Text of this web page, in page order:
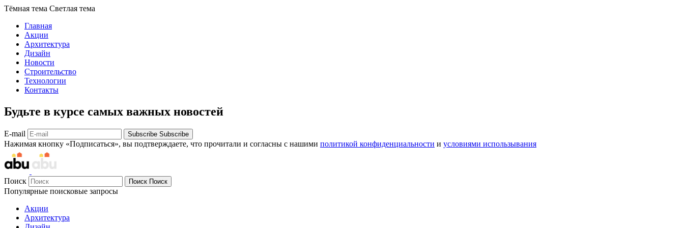
Тёмная тема Светлая тема
Главная
Акции
Архитектура
Дизайн
Новости
Строительство
Технологии
Контакты
Будьте в курсе самых важных новостей
E-mail Subscribe Subscribe
Нажимая кнопку «Подписаться», вы подтверждаете, что прочитали и согласны с нашими политикой конфиденциальности и условиями использывания
Поиск Поиск Поиск
Популярные поисковые запросы
Акции
Архитектура